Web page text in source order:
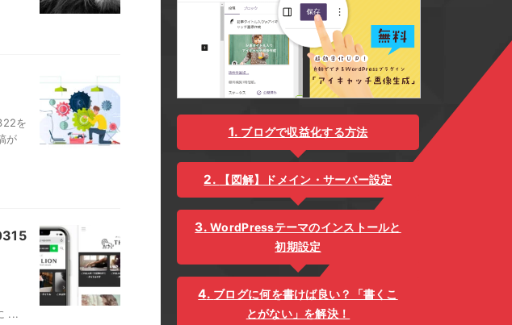
を
が
...
ブログで収益化する方法
【図解】ドメイン・サーバー設定
WordPressテーマのインストールと
初期設定
ブログに何を書けば良い？「書くこ
とがない」を解決！